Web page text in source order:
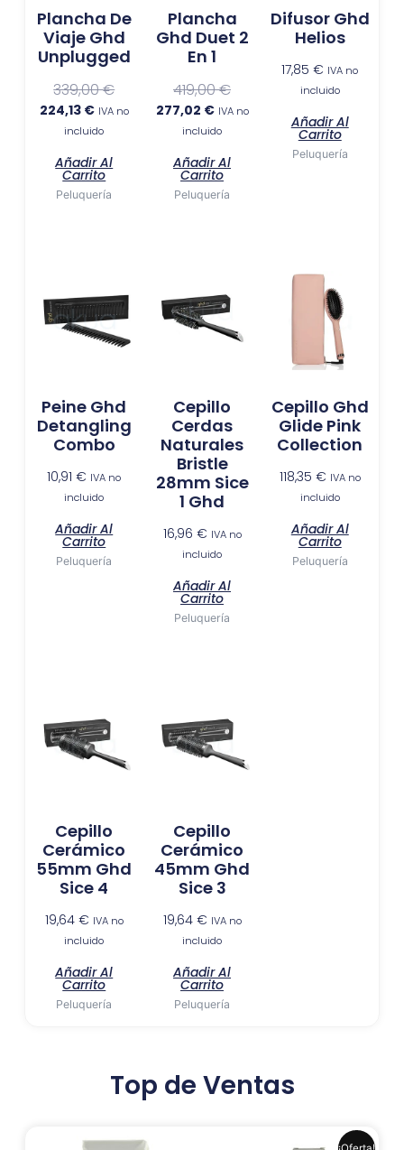
Plancha De
Viaje Ghd
Unplugged
339,00€
224,13 € IVA no
incluido
Añadir Al
Carrito
Peluquería
Plancha
Ghd Duet 2
En 1
419,00€
277,02 € IVA no
incluido
Añadir Al
Carrito
Peluquería
Difusor Ghd
Helios
17,85€ IVA no
incluido
Añadir Al
Carrito
Peluquería
Peine Ghd
Detangling
Combo
10,91€ IVA no
incluido
Añadir Al
Carrito
Peluquería
Cepillo
Cerdas
Naturales
Bristle
28mm Sice
1 Ghd
16,96 € IVA no
incluido
Añadir Al
Carrito
Peluquería
Cepillo Ghd
Glide Pink
Collection
118,35 € IVA no
incluido
Añadir Al
Carrito
Peluquería
Cepillo
Cerámico
55mm Ghd
Sice 4
19,64 € IVA no
incluido
Añadir Al
Carrito
Peluquería
Cepillo
Cerámico
45mm Ghd
Sice 3
19,64 € IVA no
incluido
Añadir Al
Carrito
Peluquería
Top de Ventas
Este